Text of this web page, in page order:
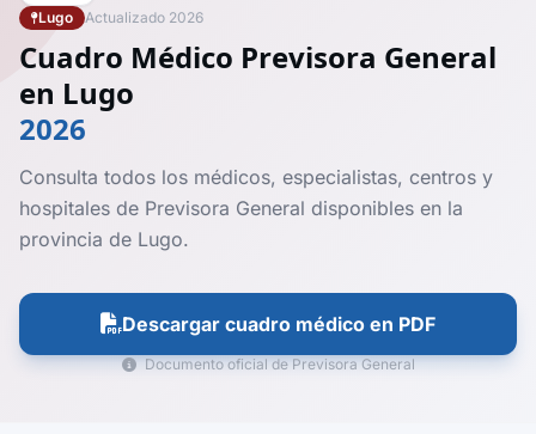
Lugo Actualizado 2026
Cuadro Médico Previsora General
en Lugo
2026
Consulta todos los médicos, especialistas, centros y
hospitales de Previsora General disponibles en la
provincia de Lugo.
Descargar cuadro médico en PDF
Documento oficial de Previsora General